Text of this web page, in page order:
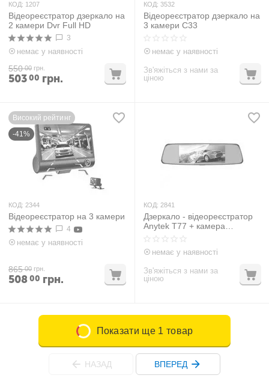
КОД: 1207
Відеореєстратор дзеркало на
2 камери Dvr Full HD
3
немає у наявності
550 00 грн.
50300 грн.
КОД: 3532
Відеореєстратор дзеркало на
3 камери С33
немає у наявності
Зв'яжіться з нами за
ціною
Високий рейтинг
-41%
КОД: 2344
Відеореєстратор на 3 камери
4
немає у наявності
865 00 грн.
50800 грн.
КОД: 2841
Дзеркало - відеореєстратор
Anytek T77 + камера
заднього виду
немає у наявності
Зв'яжіться з нами за
ціною
Показати ще 1 товар
НАЗАД ВПЕРЕД